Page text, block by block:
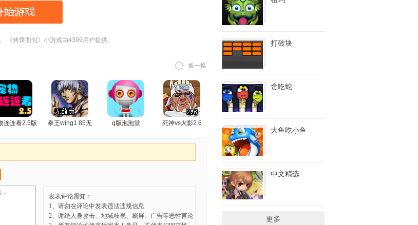
《烤饼面包》小游戏由4399用户提供。
换一换
连连看2.5版
拳王wing1.85无
q版泡泡堂 死神vs火影2.6
打砖块
贪吃蛇
大鱼吃小鱼
中文精选
更多